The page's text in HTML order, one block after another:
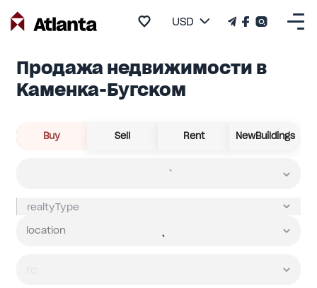
USD
Продажа недвижимости в
Каменка-Бугском
Buy Sell Rent NewBuildings